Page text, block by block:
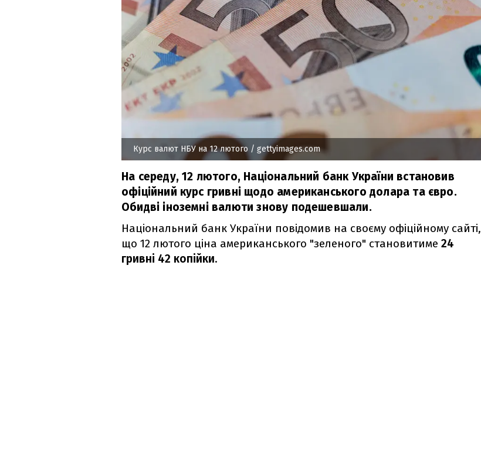
Курс валют НБУ на 12 лютого / gettyimages.com
На середу, 12 лютого, Національний банк України встановив
офіційний курс гривні щодо американського долара та євро.
Обидві іноземні валюти знову подешевшали.
Національний банк України повідомив на своєму офіційному сайті,
що 12 лютого ціна американського "зеленого" становитиме 24
гривні 42 копійки.